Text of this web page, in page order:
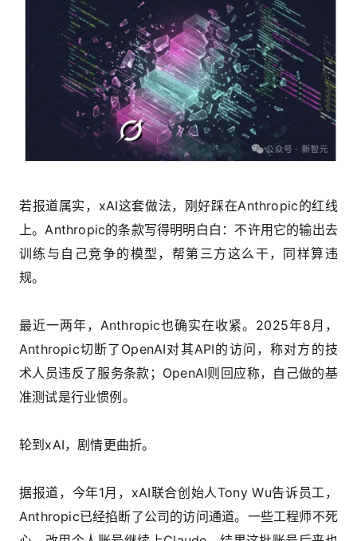
若报道属实，xAI这套做法，刚好踩在Anthropic的红线
上。Anthropic的条款写得明明白白：不许用它的输出去
训练与自己竞争的模型，帮第三方这么干，同样算违
规。
最近一两年，Anthropic也确实在收紧。2025年8月，
Anthropic切断了OpenAI对其API的访问，称对方的技
术人员违反了服务条款；OpenAI则回应称，自己做的基
准测试是行业惯例。
轮到xAI，剧情更曲折。
据报道，今年1月，xAI联合创始人Tony Wu告诉员工，
Anthropic已经掐断了公司的访问通道。一些工程师不死